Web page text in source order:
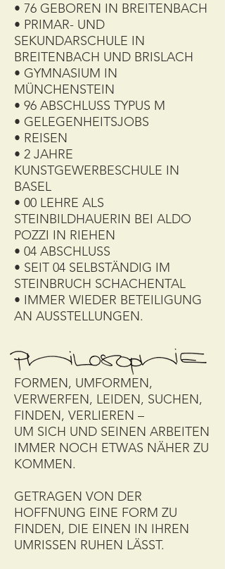
• 76 GEBOREN IN BREITENBACH
• PRIMAR- UND
SEKUNDARSCHULE IN
BREITENBACH UND BRISLACH
• GYMNASIUM IN
MÜNCHENSTEIN
• 96 ABSCHLUSS TYPUS M
• GELEGENHEITSJOBS
• REISEN
• 2 JAHRE
KUNSTGEWERBESCHULE IN
BASEL
• 00 LEHRE ALS
STEINBILDHAUERIN BEI ALDO
POZZI IN RIEHEN
• 04 ABSCHLUSS
• SEIT 04 SELBSTÄNDIG IM
STEINBRUCH SCHACHENTAL
• IMMER WIEDER BETEILIGUNG
AN AUSSTELLUNGEN.
FORMEN, UMFORMEN,
VERWERFEN, LEIDEN, SUCHEN,
FINDEN, VERLIEREN –
UM SICH UND SEINEN ARBEITEN
IMMER NOCH ETWAS NÄHER ZU
KOMMEN.
GETRAGEN VON DER
HOFFNUNG EINE FORM ZU
FINDEN, DIE EINEN IN IHREN
UMRISSEN RUHEN LÄSST.